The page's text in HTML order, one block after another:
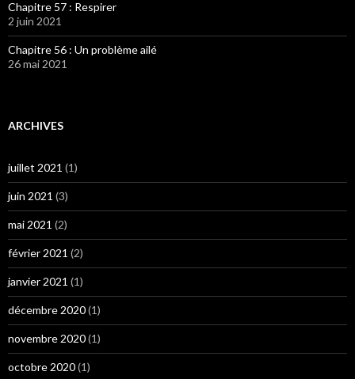
Chapitre 57 : Respirer
2 juin 2021
Chapitre 56 : Un problème ailé
26 mai 2021
ARCHIVES
juillet 2021 (1)
juin 2021 (3)
mai 2021 (2)
février 2021 (2)
janvier 2021 (1)
décembre 2020(1)
novembre 2020(1)
octobre 2020(1)